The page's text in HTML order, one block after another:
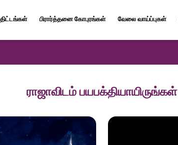
பிரார்த்தனை கோபுரங்கள் வேலை வாய்ப்புகள்
ராஜாவிடம் பயபக்தியாயிருங்கள்